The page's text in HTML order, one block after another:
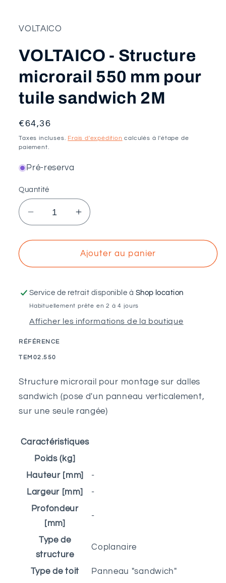
VOLTAICO
VOLTAICO - Structure
microrail 550 mm pour
tuile sandwich 2M
Prix
habituel
€64,36
Taxes incluses. Frais d'expédition calculés à l'étape de
paiement.
Pré-reserva
Quantité
Réduire
la
quantité
VOLTAICO
Structure
microrail
mm
pour
sandwich
Augmenter
la
quantité
de
VOLTAICO
Structure
microrail
mm
Ajouter au panier
Service de retrait disponible à Shop location
Habituellement prête en 2 à 4 jours
Afficher les informations de la boutique
RÉFÉRENCE
SKU:
TEM02.550
Structure microrail pour montage sur dalles
sandwich (pose d'un panneau verticalement,
sur une seule rangée)
Caractéristiques
Poids (kg]
Hauteur [mm]
-
Largeur [mm]
-
Profondeur
[mm]
-
Type de
structure
Coplanaire
Type de toit Panneau "sandwich"